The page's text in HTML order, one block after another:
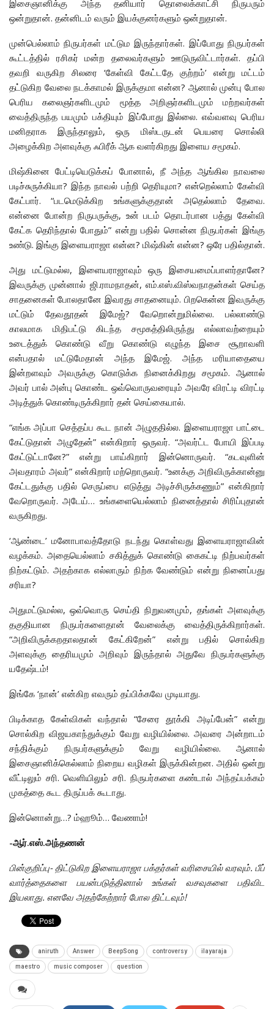
இசைஞானிக்கு அந்த தனியார் தொலைக்காட்சி நிருபரும்
ஒன்றுதான். தன்னிடம் வரும் இயக்குனர்களும் ஒன்றுதான்.
முன்பெல்லாம் நிருபர்கள் மட்டும இருந்தார்கள். இப்போது நிருபர்கள்
கூட்டத்தில் ரசிகர் மன்ற தலைவர்களும் ஊடுருவிட்டார்கள். தப்பி
தவறி வருகிற சிலரை ‘கேள்வி கேட்டதே குற்றம்’ என்று மட்டம்
தட்டுகிற வேலை நடக்காமல் இருக்குமா என்ன? ஆனால் முன்பு போல
பெரிய கலைஞர்களிடமும் மூத்த அறிஞர்களிடமும் மற்றவர்கள்
வைத்திருந்த பயமும் பக்தியும் இப்போது இல்லை. எவ்வளவு பெரிய
மனிதராக இருந்தாலும், ஒரு மிஸ்டருடன் பெயரை சொல்லி
அழைக்கிற அளவுக்கு ஃபிரீக் ஆக வளர்கிறது இளைய சமூகம்.
மிஷ்கினை பேட்டியெடுக்கப் போனால், நீ அந்த ஆங்கில நாவலை
படிச்சுருக்கியா? இந்த நாவல் பற்றி தெரியுமா? என்றெல்லாம் கேள்வி
கேட்பார். “படமெடுக்கிற உங்களுக்குதான் அதெல்லாம் தேவை.
என்னை போன்ற நிருபருக்கு, உன் படம் தொடர்பான பத்து கேள்வி
கேட்க தெரிந்தால் போதும்” என்று பதில் சொன்ன நிருபர்கள் இங்கு
உண்டு. இங்கு இளையராஜா என்ன? மிஷ்கின் என்ன? ஒரே பதில்தான்.
அது மட்டுமல்ல, இளையராஜாவும் ஒரு இசையமைப்பாளர்தானே?
இவருக்கு முன்னால் ஜி.ராமநாதன், எம்.எஸ்.விஸ்வநாதன்கள் செய்த
சாதனைகள் போலதானே இவரது சாதனையும். பிறகென்ன இவருக்கு
மட்டும் தேவதூதன் இமேஜ்? வேறொன்றுமில்லை. பல்லாண்டு
காலமாக மிதிபட்டு கிடந்த சமூகத்திலிருந்து எல்லாவற்றையும்
உடைத்துக் கொண்டு வீறு கொண்டு எழுந்த இசை சூறாவளி
என்பதால் மட்டுமேதான் அந்த இமேஜ். அந்த மரியாதையை
இன்றளவும் அவருக்கு கொடுக்க நினைக்கிறது சமூகம். ஆனால்
அவர் பால் அன்பு கொண்ட ஒவ்வொருவரையும் அவரே விரட்டி விரட்டி
அடித்துக் கொண்டிருக்கிறார் தன் செய்கையால்.
“எங்க அப்பா செத்தப்ப கூட நான் அழுததில்ல. இளையராஜா பாட்டை
கேட்டுதான் அழுதேன்” என்கிறார் ஒருவர். “அவர்ட்ட போயி இப்படி
கேட்டுட்டானே?” என்று பாய்கிறார் இன்னொருவர். “கடவுளின்
அவதாரம் அவர்” என்கிறார் மற்றொருவர். “உனக்கு அறிவிருக்கான்னு
கேட்டதுக்கு பதில் செருப்பை எடுத்து அடிச்சிருக்கணும்” என்கிறார்
வேறொருவர். அடேய்… உங்களையெல்லாம் நினைத்தால் சிரிப்புதான்
வருகிறது.
‘ஆண்டை’ மனோபாவத்தோடு நடந்து கொள்வது இளையராஜாவின்
வழக்கம். அதையெல்லாம் சகித்துக் கொண்டு கைகட்டி நிற்பவர்கள்
நிற்கட்டும். அதற்காக எல்லாரும் நிற்க வேண்டும் என்று நினைப்பது
சரியா?
அதுமட்டுமல்ல, ஒவ்வொரு செய்தி நிறுவனமும், தங்கள் அளவுக்கு
தகுதியான நிருபர்களைதான் வேலைக்கு வைத்திருக்கிறார்கள்.
“அறிவிருக்கறதாலதான் கேட்கிறேன்” என்று பதில் சொல்கிற
அளவுக்கு தைரியமும் அறிவும் இருந்தால் அதுவே நிருபர்களுக்கு
யதேஷ்டம்!
இங்கே ‘நான்’ என்கிற எவரும் தப்பிக்கவே முடியாது.
பிடிக்காத கேள்விகள் வந்தால் “சேரை தூக்கி அடிப்பேன்” என்று
சொல்கிற விஜயகாந்துக்கும் வேறு வழியில்லை. அவரை அன்றாடம்
சந்திக்கும் நிருபர்களுக்கும் வேறு வழியில்லை. ஆனால்
இசைஞானிக்கெல்லாம் நிறைய வழிகள் இருக்கின்றன. அதில் ஒன்று
வீட்டிலும் சரி. வெளியிலும் சரி. நிருபர்களை கண்டால் அந்தப்பக்கம்
முகத்தை கூட திருப்பக் கூடாது.
இன்னொன்று…? ம்ஹூம்… வேணாம்!
-ஆர்.எஸ்.அந்தணன்
பின்குறிப்பு- திட்டுகிற இளையராஜா பக்தர்கள் வரிசையில் வரவும். பீப்
வார்த்தைகளை பயன்படுத்தினால் உங்கள் வசவுகளை பதிவிட
இயலாது. எனவே அதற்கேற்றார் போல திட்டவும்!
aniruth Answer BeepSong controversy ilayaraja
maestro music composer question